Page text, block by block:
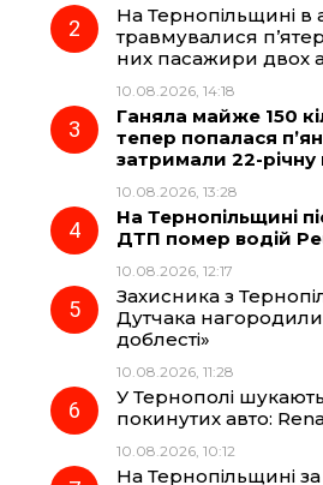
o
k
r
a
m
На Тернопільщині в
травмувалися
них пасажири двох
10.08.2026, 14:18
Ганяла майже 150
тепер попалася
затримали 22-річну
10.08.2026, 13:28
На Тернопільщині
ДТП помер водій
10.08.2026, 12:17
Захисника з
Дутчака
доблесті»
10.08.2026, 11:28
У Тернополі
покинутих авто:
10.08.2026, 10:12
На Тернопільщині за